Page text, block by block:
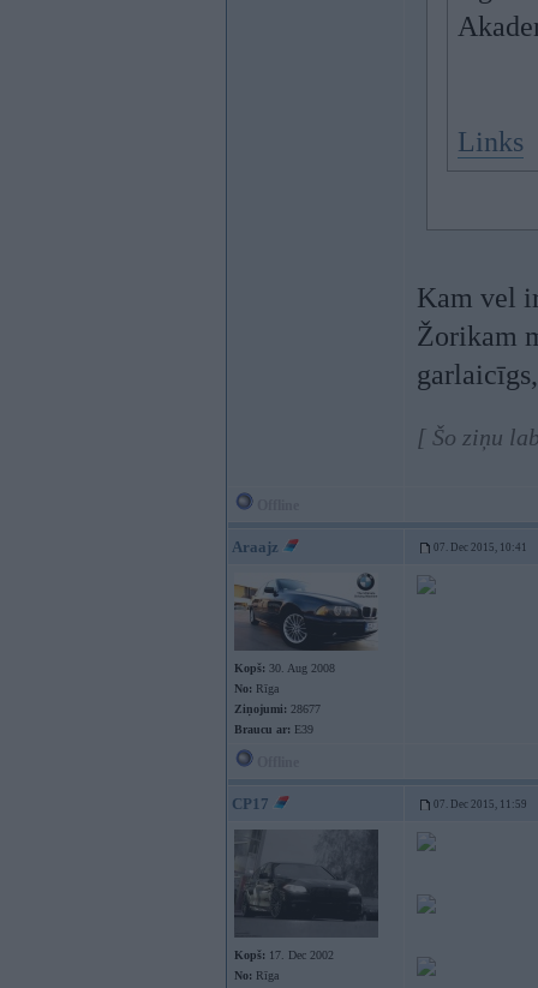
Links
Kam vel
Žorikam
[ Šo ziņu
Araajz 07. Dec 2015, 10:41
Kopš: 30. Aug 2008
No: Rīga
Ziņojumi: 28677
Braucu ar: E39
CP17 07. Dec 2015, 11:59
Kopš: 17. Dec 2002
No: Rīga